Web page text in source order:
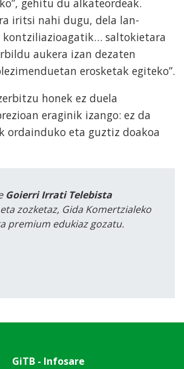
iritsi nahi dugu, dela lan-
saltokietara
aukera izan dezaten
erosketak egiteko”.
honek ez duela
eraginik izango: ez da
ordainduko eta guztiz doakoa
Goierri Irrati Telebista
zozketaz, Gida Komertzialeko
premium edukiaz gozatu.
GiTB - Infosare